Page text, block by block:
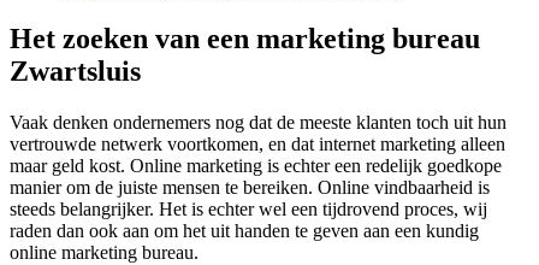
Het zoeken van een marketing bureau
Zwartsluis
Vaak denken ondernemers nog dat de meeste klanten toch uit hun
vertrouwde netwerk voortkomen, en dat internet marketing alleen
maar geld kost. Online marketing is echter een redelijk goedkope
manier om de juiste mensen te bereiken. Online vindbaarheid is
steeds belangrijker. Het is echter wel een tijdrovend proces, wij
raden dan ook aan om het uit handen te geven aan een kundig
online marketing bureau.